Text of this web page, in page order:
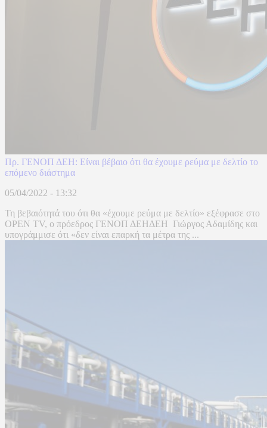
Πρ. ΓΕΝΟΠ ΔΕΗ: Είναι βέβαιο ότι θα έχουμε ρεύμα με δελτίο το
επόμενο διάστημα
05/04/2022 - 13:32
Τη βεβαιότητά του ότι θα «έχουμε ρεύμα με δελτίο» εξέφρασε στο
OPEN TV, ο πρόεδρος ΓΕΝΟΠ ΔΕΗΔΕΗ Γιώργος Αδαμίδης και
υπογράμμισε ότι «δεν είναι επαρκή τα μέτρα της ...